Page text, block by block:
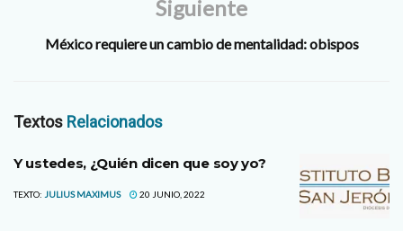
Siguiente
México requiere un cambio de mentalidad: obispos
Textos Relacionados
Y ustedes, ¿Quién dicen que soy yo?
TEXTO: JULIUS MAXIMUS 20 JUNIO, 2022